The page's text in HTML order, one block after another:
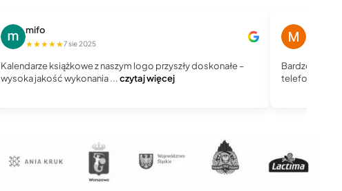
mifo
★★★★★7 sie 2025
Kalendarze książkowe z naszym logo przyszły doskonałe –
wysoka jakość wykonania ...czytaj więcej
Bardzo dobry
telefoniczny,